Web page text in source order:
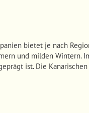
bietet je nach
und milden Wintern.
ist. Die